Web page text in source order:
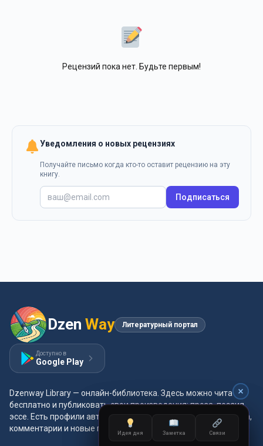
Рецензий пока нет. Будьте первым!
Уведомления о новых рецензиях
Получайте письмо когда кто-то оставит рецензию на эту
книгу.
Подписаться
Dzen Way Литературный портал
Доступно в
Google Play
Dzenway Library — онлайн-библиотека. Здесь можно читать
бесплатно и публиковать свои произведения: проза, поэзия,
эссе. Есть профили авторов, жанры и метки, удобная читалка,
комментарии и новые главы каждый день.
Идея дня Заметка Связи
Идея дня Заметка Связи